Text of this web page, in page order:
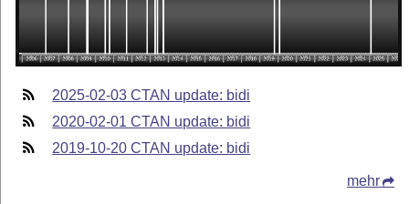
2025-02-03 CTAN update: bidi
2020-02-01 CTAN update: bidi
2019-10-20 CTAN update: bidi
mehr